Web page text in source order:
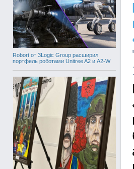
Robort от 3Logic Group расширил
портфель роботами Unitree A2 и A2-W